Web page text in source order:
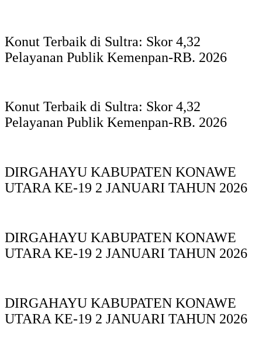
Konut Terbaik di Sultra: Skor 4,32
Pelayanan Publik Kemenpan-RB. 2026
Konut Terbaik di Sultra: Skor 4,32
Pelayanan Publik Kemenpan-RB. 2026
DIRGAHAYU KABUPATEN KONAWE
UTARA KE-19 2 JANUARI TAHUN 2026
DIRGAHAYU KABUPATEN KONAWE
UTARA KE-19 2 JANUARI TAHUN 2026
DIRGAHAYU KABUPATEN KONAWE
UTARA KE-19 2 JANUARI TAHUN 2026